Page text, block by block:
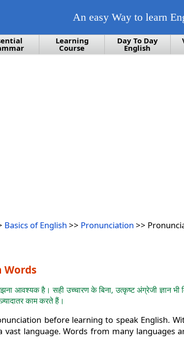
An easy Way to learn
Learning
Course
Day To Day
English
Basics of English >> Pronunciation >>
Words
आवश्यक है। सही उच्चारण के बिना, उत्कृष्ट अंग्रेजी ज्ञान
काम करते हैं।
before learning to speak English.
vast language. Words from many